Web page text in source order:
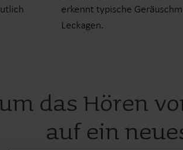
erkennt typische
Leckagen.
das Hören
auf ein